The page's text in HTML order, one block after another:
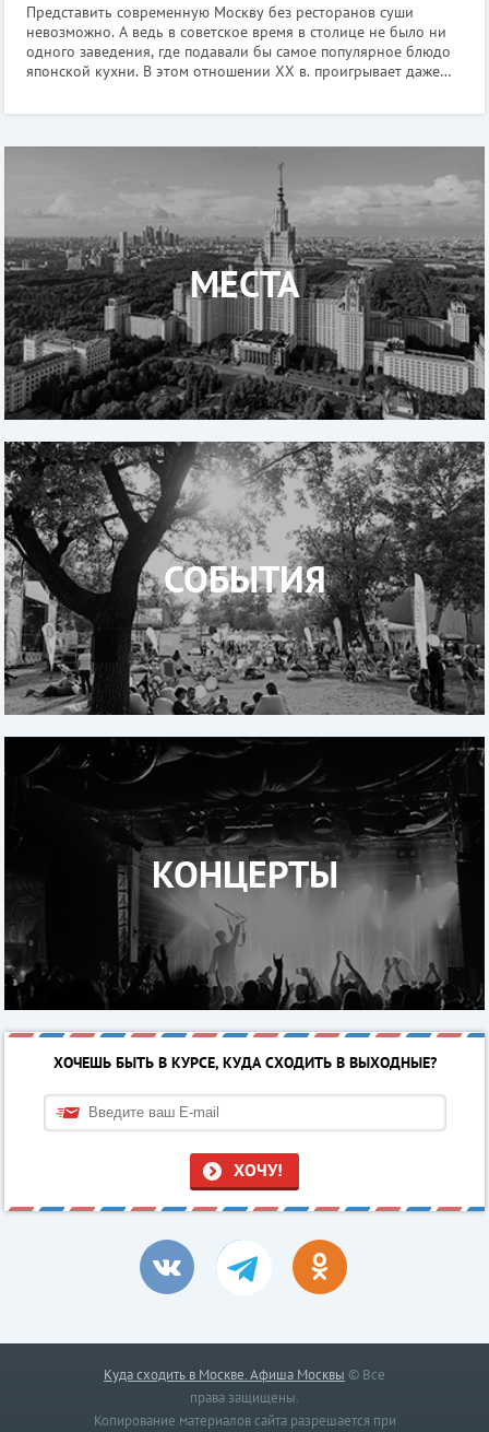
Представить современную Москву без ресторанов суши
невозможно. А ведь в советское время в столице не было ни
одного заведения, где подавали бы самое популярное блюдо
японской кухни. В этом отношении XX в. проигрывает даже
держать рестораны, чем и во
МЕСТА
СОБЫТИЯ
КОНЦЕРТЫ
ХОЧЕШЬ БЫТЬ В КУРСЕ, КУДА СХОДИТЬ В ВЫХОДНЫЕ?
ХОЧУ!
Куда сходить в Москве. Афиша Москвы © Все
права защищены.
Копирование материалов сайта разрешается при